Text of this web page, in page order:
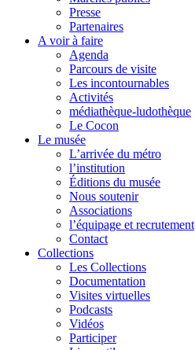
Presse
Partenaires
A voir à faire
Agenda
Parcours de visite
Les incontournables
Activités
médiathèque-ludothèque
Le Cocon
Le musée
L’arrivée du métro
l’institution
Éditions du musée
Nous soutenir
Associations
l’équipage et recrutement
Contact
Collections
Les Collections
Documentation
Visites virtuelles
Podcasts
Vidéos
Participer